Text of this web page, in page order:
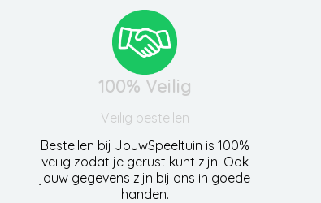
100% Veilig
Veilig bestellen
Bestellen bij JouwSpeeltuin is 100%
veilig zodat je gerust kunt zijn. Ook
jouw gegevens zijn bij ons in goede
handen.